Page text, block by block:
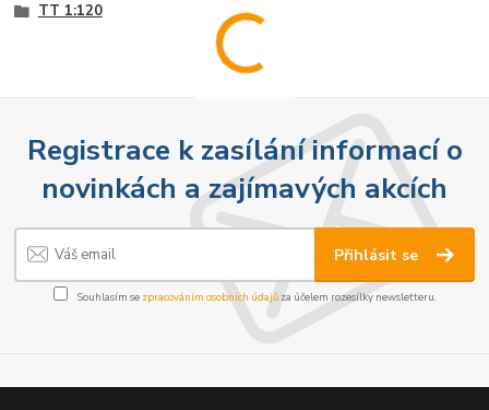
TT 1:120
Registrace k zasílání informací o
novinkách a zajímavých akcích
Přihlásit se
Souhlasím se zpracováním osobních údajůza účelem rozesílky newsletteru.